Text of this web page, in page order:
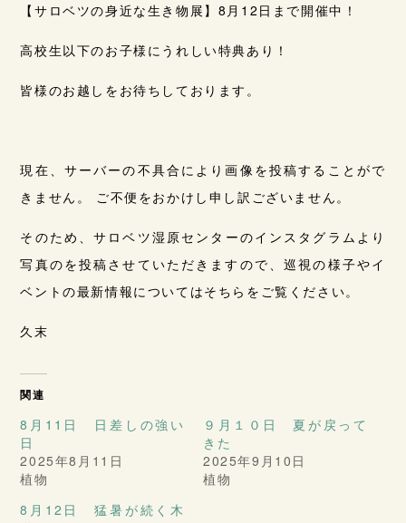
【サロベツの身近な生き物展】8月12日まで開催中！
高校生以下のお子様にうれしい特典あり！
皆様のお越しをお待ちしております。
現在、サーバーの不具合により画像を投稿することがで
きません。 ご不便をおかけし申し訳ございません。
そのため、サロベツ湿原センターのインスタグラムより
写真のを投稿させていただきますので、巡視の様子やイ
ベントの最新情報についてはそちらをご覧ください。
久末
関連
8月11日 日差しの強い
日
2025年8月11日
植物
９月１０日 夏が戻って
きた
2025年9月10日
植物
8月12日 猛暑が続く木